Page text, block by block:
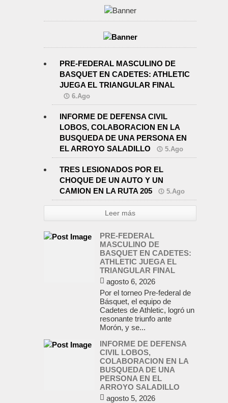
PRE-FEDERAL MASCULINO DE
BASQUET EN CADETES: ATHLETIC
JUEGA EL TRIANGULAR FINAL
6.Ago
INFORME DE DEFENSA CIVIL
LOBOS, COLABORACION EN LA
BUSQUEDA DE UNA PERSONA EN
EL ARROYO SALADILLO
5.Ago
TRES LESIONADOS POR EL
CHOQUE DE UN AUTO Y UN
CAMION EN LA RUTA 205
5.Ago
Leer más
PRE-FEDERAL
MASCULINO DE
BASQUET EN CADETES:
ATHLETIC JUEGA EL
TRIANGULAR FINAL
agosto 6, 2026
Por el torneo Pre-federal de
Básquet, el equipo de
Cadetes de Athletic, logró un
resonante triunfo ante
Morón, y se...
INFORME DE DEFENSA
CIVIL LOBOS,
COLABORACION EN LA
BUSQUEDA DE UNA
PERSONA EN EL
ARROYO SALADILLO
agosto 5, 2026